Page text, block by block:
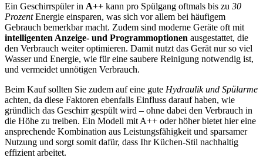
Ein Geschirrspüler in A++ kann pro Spülgang oftmals bis zu 30
ProzentEnergie einsparen, was sich vor allem bei häufigem
Gebrauch bemerkbar macht. Zudem sind moderne Geräte oft mit
intelligenten Anzeige- und Programmoptionen ausgestattet, die
den Verbrauch weiter optimieren. Damit nutzt das Gerät nur so viel
Wasser und Energie, wie für eine saubere Reinigung notwendig ist,
und vermeidet unnötigen Verbrauch.
Beim Kauf sollten Sie zudem auf eine gute Hydraulik und Spülarme
achten, da diese Faktoren ebenfalls Einfluss darauf haben, wie
gründlich das Geschirr gespült wird – ohne dabei den Verbrauch in
die Höhe zu treiben. Ein Modell mit A++ oder höher bietet hier eine
ansprechende Kombination aus Leistungsfähigkeit und sparsamer
Nutzung und sorgt somit dafür, dass Ihr Küchen-Stil nachhaltig
effizient arbeitet.